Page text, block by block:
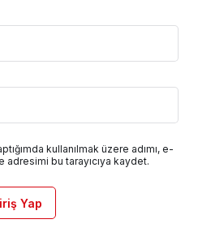
kullanılmak üzere adımı, e-
bu tarayıcıya kaydet.
Yap